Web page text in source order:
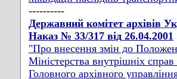
----------
Державний комітет архівів
Наказ № 33/317 від 26.04.2001
"Про внесення змін до
Міністерства внутрішніх
Головного архівного